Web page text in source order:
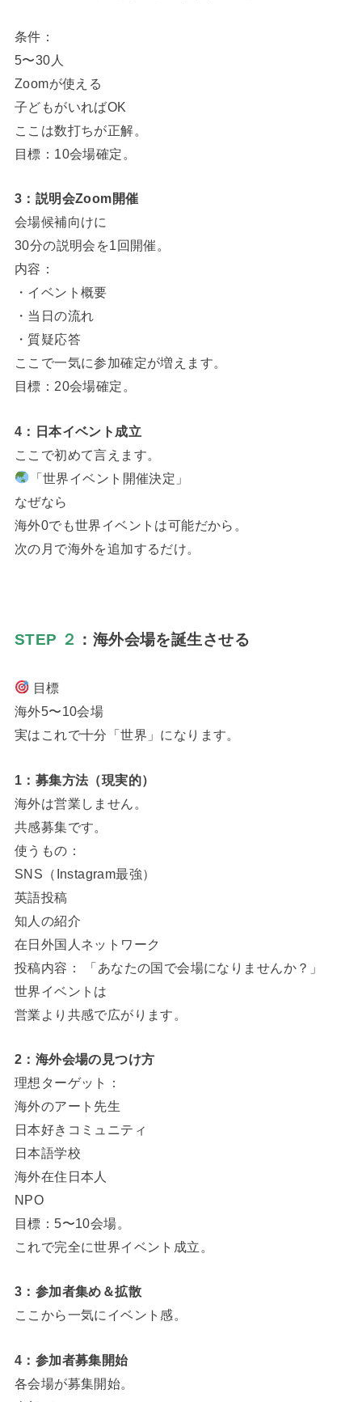
条件：
5〜30人
Zoomが使える
子どもがいればOK
ここは数打ちが正解。
目標：10会場確定。
3：説明会Zoom開催
会場候補向けに
30分の説明会を1回開催。
内容：
・イベント概要
・当日の流れ
・質疑応答
ここで一気に参加確定が増えます。
目標：20会場確定。
4：日本イベント成立
ここで初めて言えます。
「世界イベント開催決定」
なぜなら
海外0でも世界イベントは可能だから。
次の月で海外を追加するだけ。
STEP ２ ：海外会場を誕生させる
目標
海外5〜10会場
実はこれで十分「世界」になります。
1：募集方法（現実的）
海外は営業しません。
共感募集です。
使うもの：
SNS（Instagram最強）
英語投稿
知人の紹介
在日外国人ネットワーク
投稿内容： 「あなたの国で会場になりませんか？」
世界イベントは
営業より共感で広がります。
2：海外会場の見つけ方
理想ターゲット：
海外のアート先生
日本好きコミュニティ
日本語学校
海外在住日本人
NPO
目標：5〜10会場。
これで完全に世界イベント成立。
3：参加者集め＆拡散
ここから一気にイベント感。
4：参加者募集開始
各会場が募集開始。